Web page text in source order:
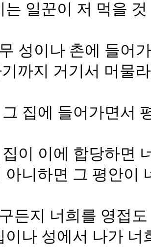
는 일꾼이 저 먹을
성이나 촌에 들어
까지 거기서 머물라
그 집에 들어가면서
집이 이에 합당하면
아니하면 그 평안이
든지 너희를 영접
이나 성에서 나가